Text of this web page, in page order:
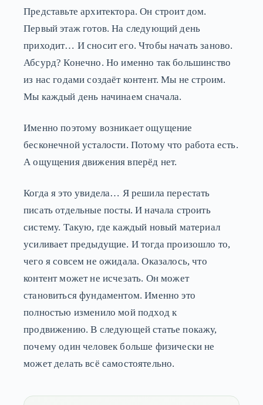
Представьте архитектора. Он строит дом.
Первый этаж готов. На следующий день
приходит… И сносит его. Чтобы начать заново.
Абсурд? Конечно. Но именно так большинство
из нас годами создаёт контент. Мы не строим.
Мы каждый день начинаем сначала.
Именно поэтому возникает ощущение
бесконечной усталости. Потому что работа есть.
А ощущения движения вперёд нет.
Когда я это увидела… Я решила перестать
писать отдельные посты. И начала строить
систему. Такую, где каждый новый материал
усиливает предыдущие. И тогда произошло то,
чего я совсем не ожидала. Оказалось, что
контент может не исчезать. Он может
становиться фундаментом. Именно это
полностью изменило мой подход к
продвижению. В следующей статье покажу,
почему один человек больше физически не
может делать всё самостоятельно.